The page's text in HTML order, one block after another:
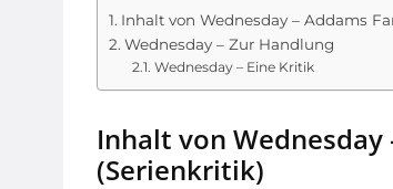
Inhalt von Wednesday – Addams
Wednesday – Zur Handlung
Wednesday – Eine Kritik
Inhalt von
(Serienkritik)